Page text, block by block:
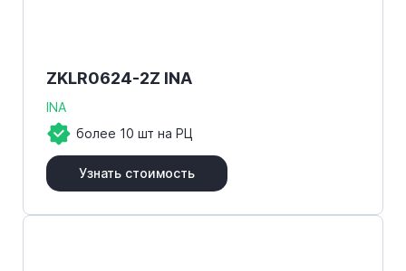
ZKLR0624-2Z INA
INA
более 10 шт на РЦ
Узнать стоимость